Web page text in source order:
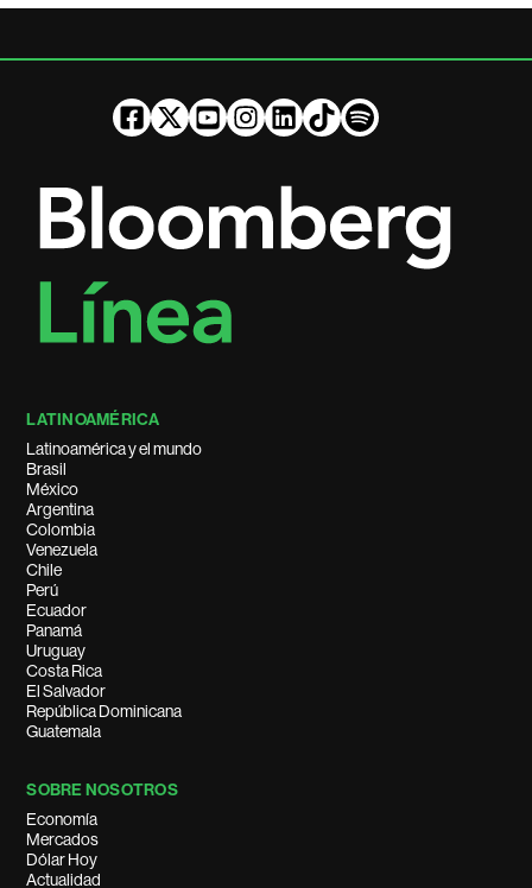
LATINOAMÉRICA
Latinoamérica y el mundo
Brasil
México
Argentina
Colombia
Venezuela
Chile
Perú
Ecuador
Panamá
Uruguay
Costa Rica
El Salvador
República Dominicana
Guatemala
SOBRE NOSOTROS
Economía
Mercados
Dólar Hoy
Actualidad